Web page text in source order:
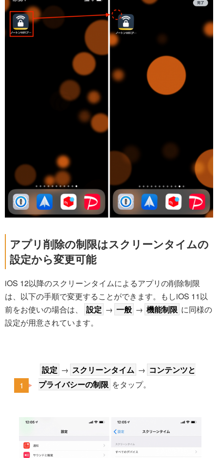
アプリ削除の制限はスクリーンタイムの
設定から変更可能
iOS 12以降のスクリーンタイムによるアプリの削除制限
は、以下の手順で変更することができます。もしiOS 11以
前をお使いの場合は、
設定 → 一般 → 機能制限 に同様の
設定が用意されています。
設定 → スクリーンタイム → コンテンツと
プライバシーの制限 をタップ。